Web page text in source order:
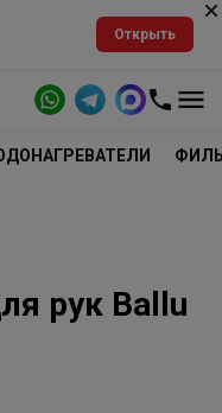
Открыть
рук Ballu